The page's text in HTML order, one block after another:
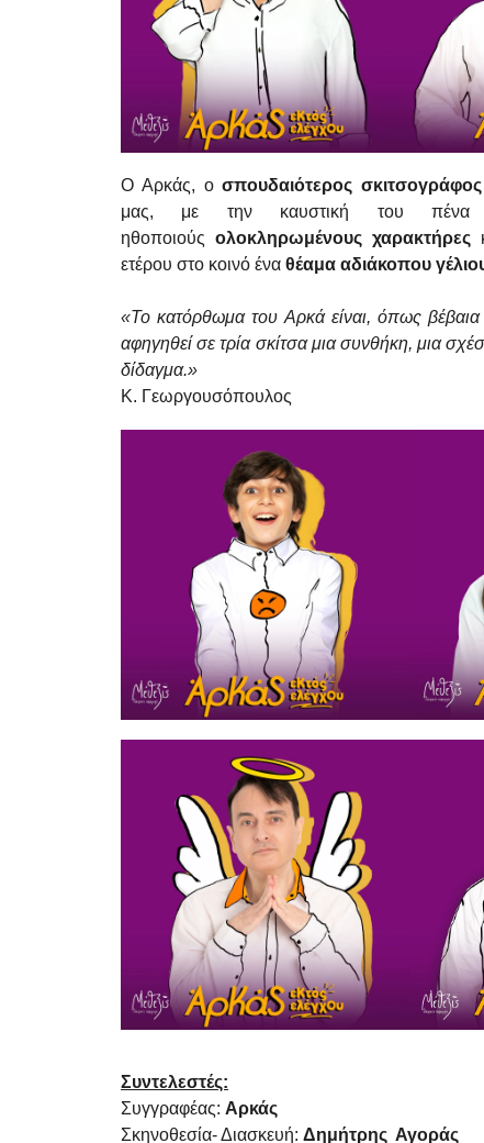
Ο Αρκάς, οσπουδαιότερος σκιτσογράφος
μας, με την καυστική του πένα
ηθοποιούς ολοκληρωμένους χαρακτήρες
ετέρου στο κοινό ένα θέαμα αδιάκοπου
«Το κατόρθωμα του Αρκά είναι, όπως
αφηγηθεί σε τρία σκίτσαμια συνθήκη, μια
δίδαγμα.»
Κ. Γεωργουσόπουλος
Συντελεστές:
Συγγραφέας: Αρκάς
Σκηνοθεσία- Διασκευή: Δημήτρης